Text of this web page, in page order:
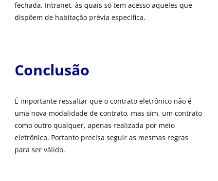
fechada, Intranet, às quais só tem acesso aqueles que
dispõem de habitação prévia específica.
Conclusão
É importante ressaltar que o contrato eletrônico não é
uma nova modalidade de contrato, mas sim, um contrato
como outro qualquer, apenas realizada por meio
eletrônico. Portanto precisa seguir as mesmas regras
para ser válido.